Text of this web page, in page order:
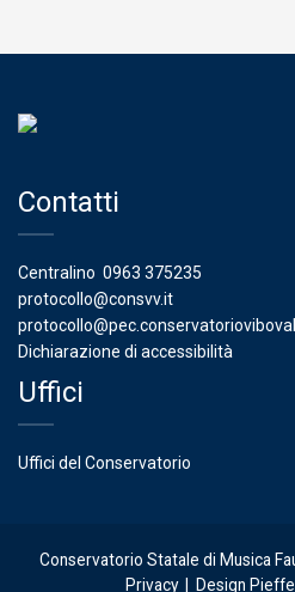
Contatti
Centralino 0963 375235
protocollo@consvv.it
Dichiarazione di accessibilità
Uffici
Uffici del Conservatorio
Conservatorio Statale di Musica
Privacy| Design